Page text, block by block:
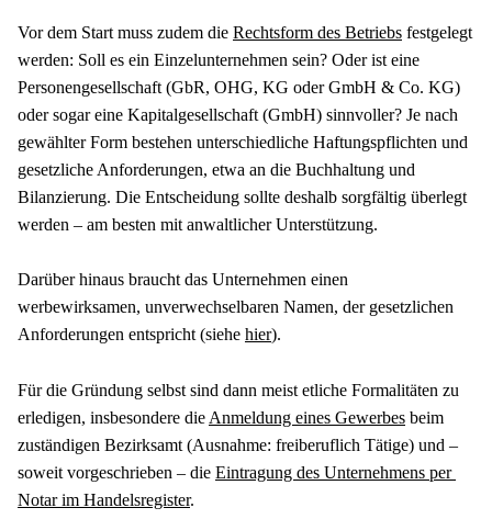
Vor dem Start muss zudem die Rechtsform des Betriebs festgelegt
werden: Soll es ein Einzelunternehmen sein? Oder ist eine
Personengesellschaft (GbR, OHG, KG oder GmbH & Co. KG)
oder sogar eine Kapitalgesellschaft (GmbH) sinnvoller? Je nach
gewählter Form bestehen unterschiedliche Haftungspflichten und
gesetzliche Anforderungen, etwa an die Buchhaltung und
Bilanzierung. Die Entscheidung sollte deshalb sorgfältig überlegt
werden – am besten mit anwaltlicher Unterstützung.
Darüber hinaus braucht das Unternehmen einen
werbewirksamen, unverwechselbaren Namen, der gesetzlichen
Anforderungen entspricht (siehe hier).
Für die Gründung selbst sind dann meist etliche Formalitäten zu
erledigen, insbesondere die Anmeldung eines Gewerbes beim
zuständigen Bezirksamt (Ausnahme: freiberuflich Tätige) und –
soweit vorgeschrieben – die Eintragung des Unternehmens per
Notar im Handelsregister.